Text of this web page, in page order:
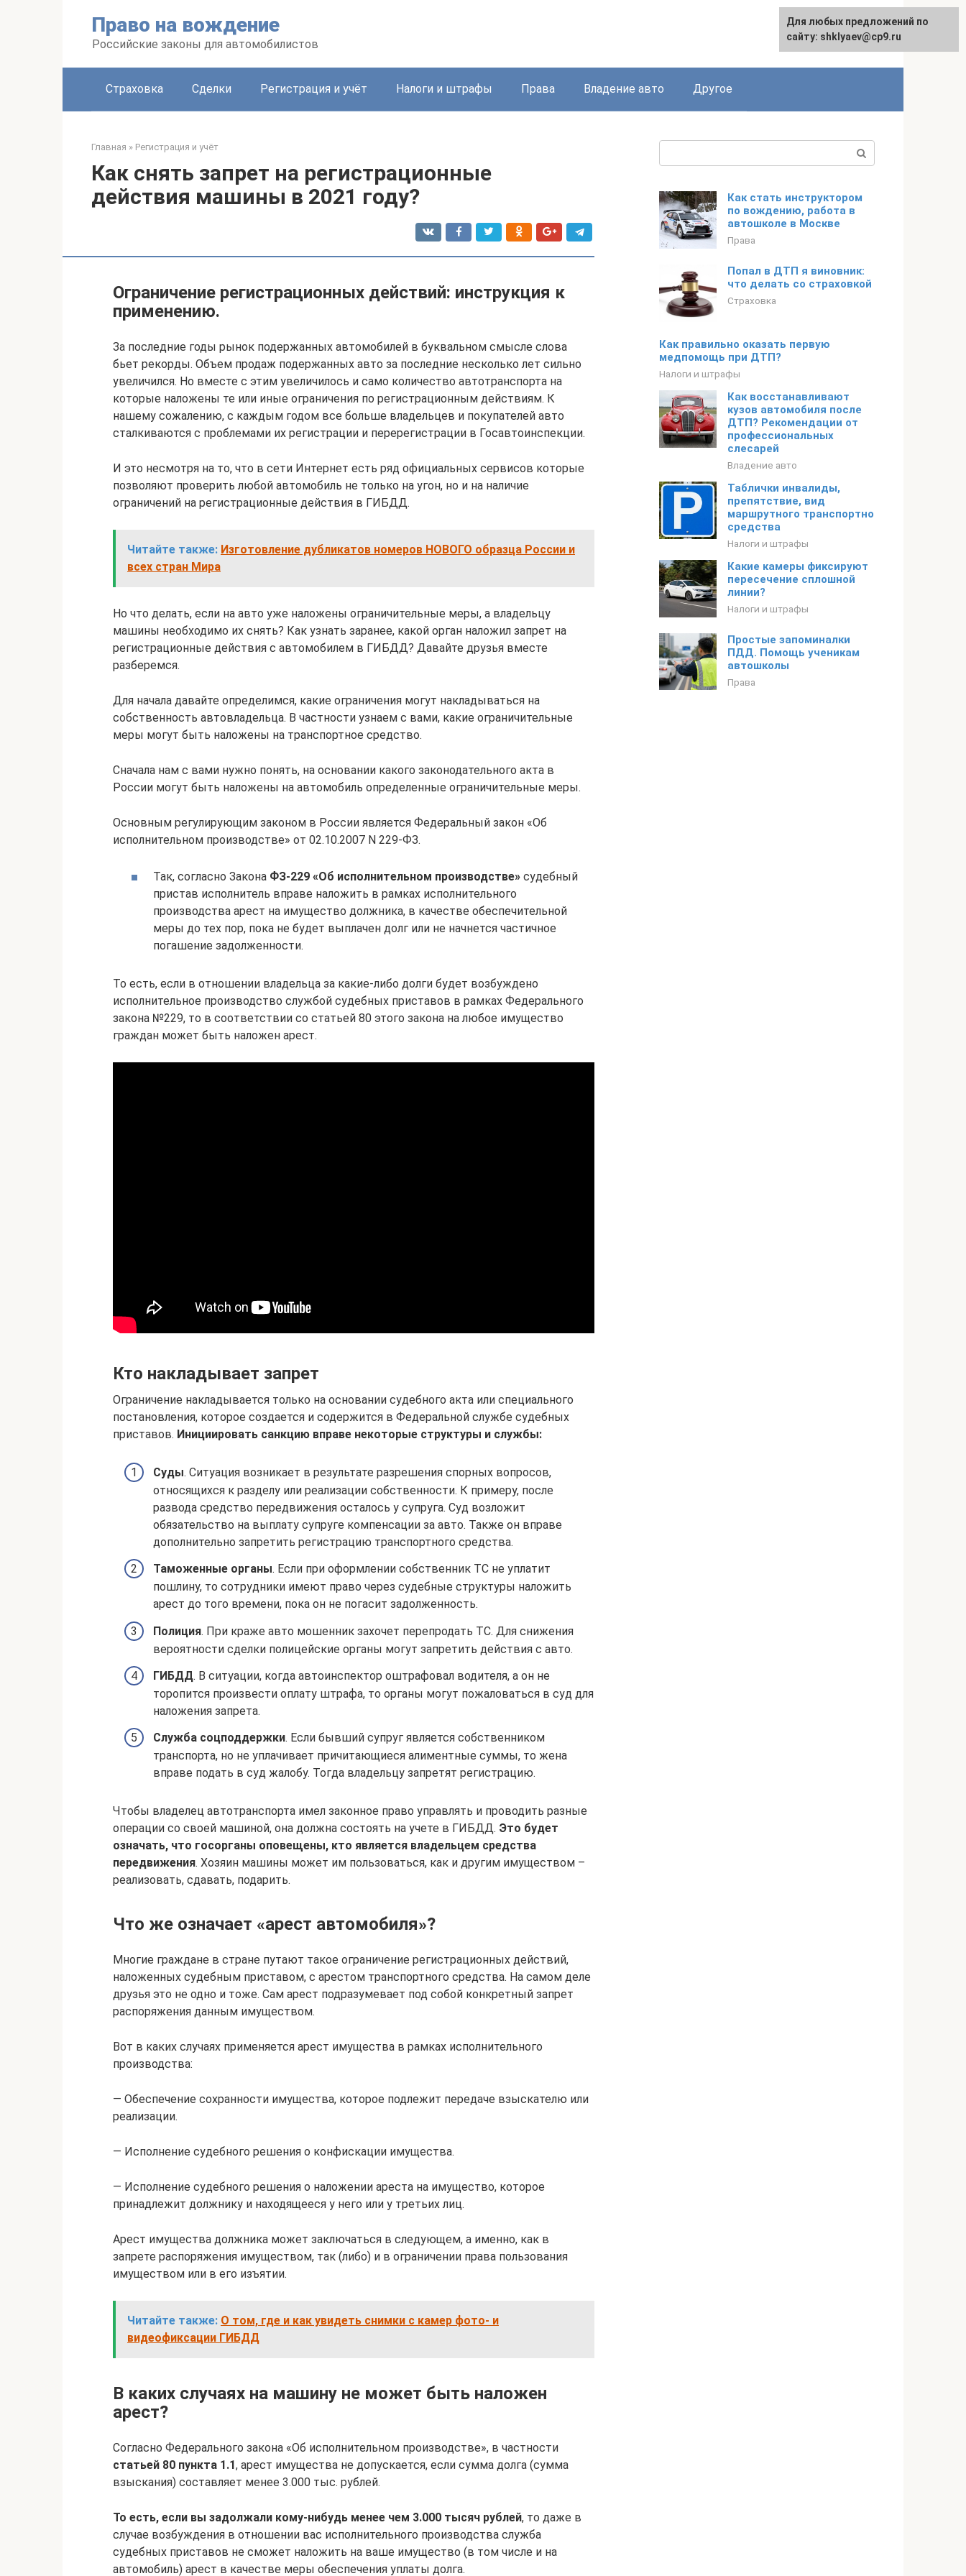
Право на вождение
Российские законы для автомобилистов
Страховка Сделки Регистрация и учёт Налоги и штрафы Права Владение авто Другое
Главная » Регистрация и учёт
Как снять запрет на регистрационные
действия машины в 2021 году?
Ограничение регистрационных действий: инструкция к
применению.
За последние годы рынок подержанных автомобилей в буквальном смысле слова
бьет рекорды. Объем продаж подержанных авто за последние несколько лет сильно
увеличился. Но вместе с этим увеличилось и само количество автотранспорта на
которые наложены те или иные ограничения по регистрационным действиям. К
нашему сожалению, с каждым годом все больше владельцев и покупателей авто
сталкиваются с проблемами их регистрации и перерегистрации в Госавтоинспекции.
И это несмотря на то, что в сети Интернет есть ряд официальных сервисов которые
позволяют проверить любой автомобиль не только на угон, но и на наличие
ограничений на регистрационные действия в ГИБДД.
Читайте также: Изготовление дубликатов номеров НОВОГО образца России и
всех стран Мира
Но что делать, если на авто уже наложены ограничительные меры, а владельцу
машины необходимо их снять? Как узнать заранее, какой орган наложил запрет на
регистрационные действия с автомобилем в ГИБДД? Давайте друзья вместе
разберемся.
Для начала давайте определимся, какие ограничения могут накладываться на
собственность автовладельца. В частности узнаем с вами, какие ограничительные
меры могут быть наложены на транспортное средство.
Сначала нам с вами нужно понять, на основании какого законодательного акта в
России могут быть наложены на автомобиль определенные ограничительные меры.
Основным регулирующим законом в России является Федеральный закон «Об
исполнительном производстве» от 02.10.2007 N 229-ФЗ.
Так, согласно Закона ФЗ-229 «Об исполнительном производстве» судебный
пристав исполнитель вправе наложить в рамках исполнительного
производства арест на имущество должника, в качестве обеспечительной
меры до тех пор, пока не будет выплачен долг или не начнется частичное
погашение задолженности.
То есть, если в отношении владельца за какие-либо долги будет возбуждено
исполнительное производство службой судебных приставов в рамках Федерального
закона №229, то в соответствии со статьей 80 этого закона на любое имущество
граждан может быть наложен арест.
Кто накладывает запрет
Ограничение накладывается только на основании судебного акта или специального
постановления, которое создается и содержится в Федеральной службе судебных
приставов. Инициировать санкцию вправе некоторые структуры и службы:
Суды. Ситуация возникает в результате разрешения спорных вопросов,
относящихся к разделу или реализации собственности. К примеру, после
развода средство передвижения осталось у супруга. Суд возложит
обязательство на выплату супруге компенсации за авто. Также он вправе
дополнительно запретить регистрацию транспортного средства.
Таможенные органы. Если при оформлении собственник ТС не уплатит
пошлину, то сотрудники имеют право через судебные структуры наложить
арест до того времени, пока он не погасит задолженность.
Полиция. При краже авто мошенник захочет перепродать ТС. Для снижения
вероятности сделки полицейские органы могут запретить действия с авто.
ГИБДД. В ситуации, когда автоинспектор оштрафовал водителя, а он не
торопится произвести оплату штрафа, то органы могут пожаловаться в суд для
наложения запрета.
Служба соцподдержки. Если бывший супруг является собственником
транспорта, но не уплачивает причитающиеся алиментные суммы, то жена
вправе подать в суд жалобу. Тогда владельцу запретят регистрацию.
Чтобы владелец автотранспорта имел законное право управлять и проводить разные
операции со своей машиной, она должна состоять на учете в ГИБДД. Это будет
означать, что госорганы оповещены, кто является владельцем средства
передвижения. Хозяин машины может им пользоваться, как и другим имуществом –
реализовать, сдавать, подарить.
Что же означает «арест автомобиля»?
Многие граждане в стране путают такое ограничение регистрационных действий,
наложенных судебным приставом, с арестом транспортного средства. На самом деле
друзья это не одно и тоже. Сам арест подразумевает под собой конкретный запрет
распоряжения данным имуществом.
Вот в каких случаях применяется арест имущества в рамках исполнительного
производства:
— Обеспечение сохранности имущества, которое подлежит передаче взыскателю или
реализации.
— Исполнение судебного решения о конфискации имущества.
— Исполнение судебного решения о наложении ареста на имущество, которое
принадлежит должнику и находящееся у него или у третьих лиц.
Арест имущества должника может заключаться в следующем, а именно, как в
запрете распоряжения имуществом, так (либо) и в ограничении права пользования
имуществом или в его изъятии.
Читайте также: О том, где и как увидеть снимки с камер фото- и
видеофиксации ГИБДД
В каких случаях на машину не может быть наложен
арест?
Согласно Федерального закона «Об исполнительном производстве», в частности
статьей 80 пункта 1.1, арест имущества не допускается, если сумма долга (сумма
взыскания) составляет менее 3.000 тыс. рублей.
То есть, если вы задолжали кому-нибудь менее чем 3.000 тысяч рублей, то даже в
случае возбуждения в отношении вас исполнительного производства служба
судебных приставов не сможет наложить на ваше имущество (в том числе и на
автомобиль) арест в качестве меры обеспечения уплаты долга.
Как стать инструктором
по вождению, работа в
автошколе в Москве
Права
Попал в ДТП я виновник:
что делать со страховкой
Страховка
Как правильно оказать первую
медпомощь при ДТП?
Налоги и штрафы
Как восстанавливают
кузов автомобиля после
ДТП? Рекомендации от
профессиональных
слесарей
Владение авто
Таблички инвалиды,
препятствие, вид
маршрутного транспортно
средства
Налоги и штрафы
Какие камеры фиксируют
пересечение сплошной
линии?
Налоги и штрафы
Простые запоминалки
ПДД. Помощь ученикам
автошколы
Права
Для любых предложений по
сайту: shklyaev@cp9.ru